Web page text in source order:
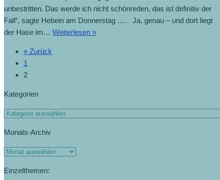
unbestritten. Das werde ich nicht schönreden, das ist definitiv der
Fall“, sagte Hebein am Donnerstag …. Ja, genau – und dort liegt
der Hase im… Weiterlesen »
« Zurück
1
2
Kategorien
Monats-Archiv
Einzelthemen: